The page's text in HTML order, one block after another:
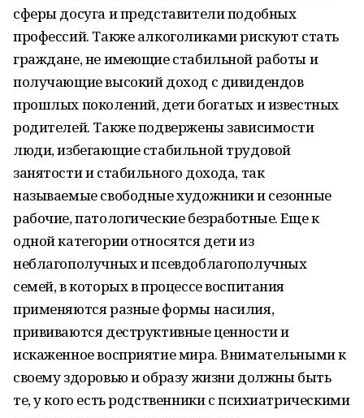
сферы досуга и представители подобных
профессий. Также алкоголиками рискуют стать
граждане, не имеющие стабильной работы и
получающие высокий доход с дивидендов
прошлых поколений, дети богатых и известных
родителей. Также подвержены зависимости
люди, избегающие стабильной трудовой
занятости и стабильного дохода, так
называемые свободные художники и сезонные
рабочие, патологические безработные. Еще к
одной категории относятся дети из
неблагополучных и псевдоблагополучных
семей, в которых в процессе воспитания
применяются разные формы насилия,
прививаются деструктивные ценности и
искаженное восприятие мира. Внимательными к
своему здоровью и образу жизни должны быть
те, у кого есть родственники с психиатрическими